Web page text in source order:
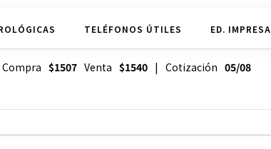
TELÉFONOS ÚTILES ED. IMPRESA
Compra $1507Venta $1540| Cotización 05/08